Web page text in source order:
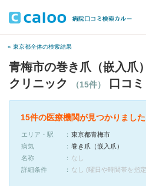
« 東京都全体の検索結果
青梅市の巻き爪（嵌入爪
クリニック
（15件） 口コ
15件の医療機関が見つかりました
エリア・駅
東京都青梅市
病気
巻き爪（嵌入爪）
名称
なし
詳細条件
なし (曜日や時間帯を指